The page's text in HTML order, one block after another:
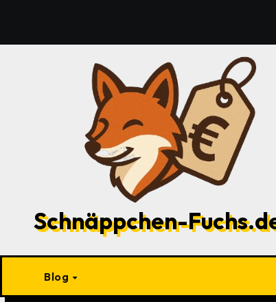
springen
Schnäppchen-
Blog